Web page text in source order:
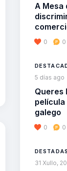
A Mesa
0 0
5 días ago
Queres
película
galego
0 0
31 Xullo,